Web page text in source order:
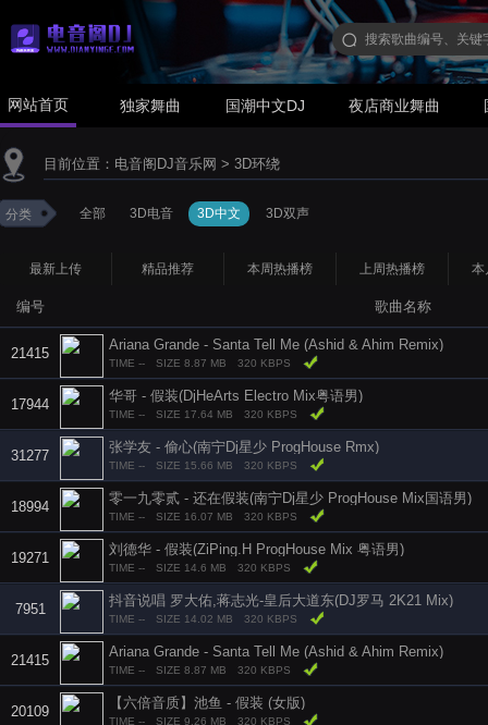
网站首页 独家舞曲 国潮中文DJ 夜店商业舞曲
目前位置： 电音阁DJ音乐网 > 3D环绕
分类 全部 3D电音 3D中文 3D双声
最新上传 精品推荐 本周热播榜 上周热播榜 本
编号 歌曲名称
21415
Ariana Grande - Santa Tell Me (Ashid & Ahim Remix)
TIME -- SIZE 8.87 MB 320 KBPS
17944
华哥 - 假装(DjHeArts Electro Mix粤语男)
TIME -- SIZE 17.64 MB 320 KBPS
31277
张学友 - 偷心(南宁Dj星少 ProgHouse Rmx)
TIME -- SIZE 15.66 MB 320 KBPS
18994
零一九零贰 - 还在假装(南宁Dj星少 ProgHouse Mix国语男)
TIME -- SIZE 16.07 MB 320 KBPS
19271
刘德华 - 假装(ZiPing.H ProgHouse Mix 粤语男)
TIME -- SIZE 14.6 MB 320 KBPS
7951
抖音说唱 罗大佑,蒋志光-皇后大道东(DJ罗马 2K21 Mix)
TIME -- SIZE 14.02 MB 320 KBPS
21415
Ariana Grande - Santa Tell Me (Ashid & Ahim Remix)
TIME -- SIZE 8.87 MB 320 KBPS
20109
【六倍音质】池鱼 - 假装 (女版)
TIME -- SIZE 9.26 MB 320 KBPS